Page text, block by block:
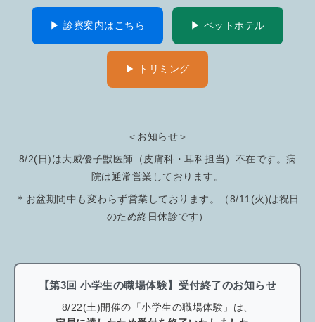
▶ 診察案内はこちら ▶ ペットホテル
▶ トリミング
＜お知らせ＞
8/2(日)は大威優子獣医師（皮膚科・耳科担当）不在です。病
院は通常営業しております。
＊お盆期間中も変わらず営業しております。（8/11(火)は祝日
のため終日休診です）
【第3回 小学生の職場体験】受付終了のお知らせ
8/22(土)開催の「小学生の職場体験」は、